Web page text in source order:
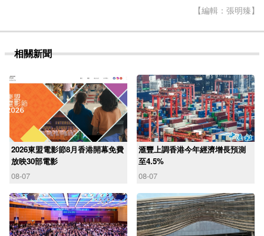
【編輯：張明臻】
相關新聞
2026東盟電影節8月香港開幕免費
放映30部電影
08-07
滙豐上調香港今年經濟增長預測
至4.5%
08-07